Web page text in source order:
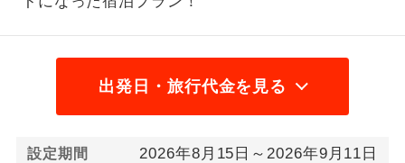
出発日・旅行代金を見る
設定期間 2026年8月15日～2026年9月11日
おひとり様参
おひとり様限定でご参加いただけるコー
1名様1室同代
1名様1室利用でも追加料金がかからない
コースです。
ご夫婦限定でご参加いただけるコースで